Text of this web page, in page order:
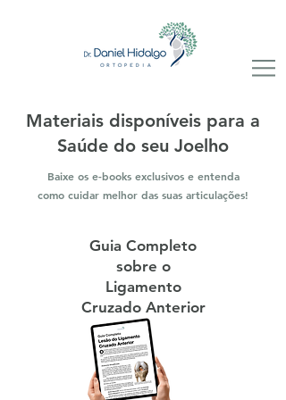
Materiais disponíveis para a
Saúde do seu Joelho
Baixe os e-books exclusivos e entenda
como cuidar melhor das suas articulações!
Guia Completo
sobre o
Ligamento
Cruzado Anterior